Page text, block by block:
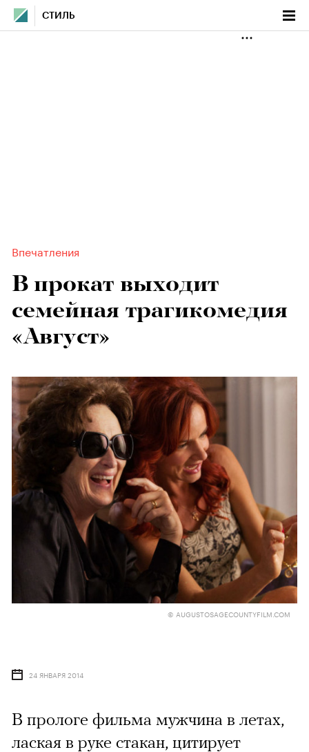
СТИЛЬ
Впечатления
В прокат выходит
семейная трагикомедия
«Август»
© AUGUSTOSAGECOUNTYFILM.COM
24 ЯНВАРЯ 2014
В прологе фильма мужчина в летах,
лаская в руке стакан, цитирует